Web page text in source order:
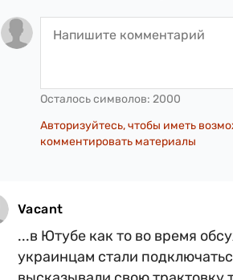
Осталось символов: 2000
Авторизуйтесь, чтобы иметь
комментировать материалы
Vacant
...в Ютубе как то во время
украинцам стали